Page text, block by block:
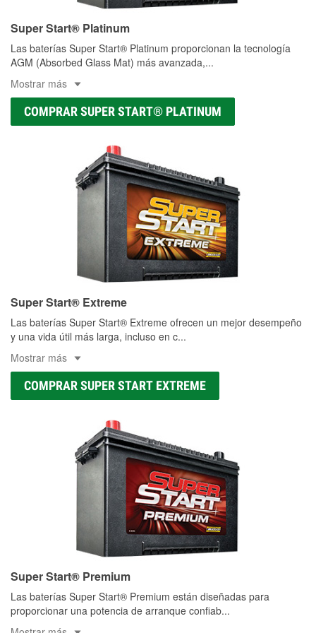
Super Start® Platinum
Las baterías Super Start® Platinum proporcionan la tecnología
AGM (Absorbed Glass Mat) más avanzada,...
Mostrar más
COMPRAR SUPER START® PLATINUM
Super Start® Extreme
Las baterías Super Start® Extreme ofrecen un mejor desempeño
y una vida útil más larga, incluso en c...
Mostrar más
COMPRAR SUPER START EXTREME
Super Start® Premium
Las baterías Super Start® Premium están diseñadas para
proporcionar una potencia de arranque confiab...